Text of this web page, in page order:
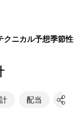
クニカル予想季節性
配当 決算